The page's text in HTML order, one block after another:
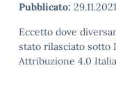
Pubblicato: 29.11.2021
Eccetto dove
stato rilasciato sotto
Attribuzione 4.0